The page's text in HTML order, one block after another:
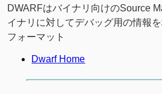
DWARFはバイナリ向けのSource
イナリに対してデバッグ用の情報
フォーマット
Dwarf Home